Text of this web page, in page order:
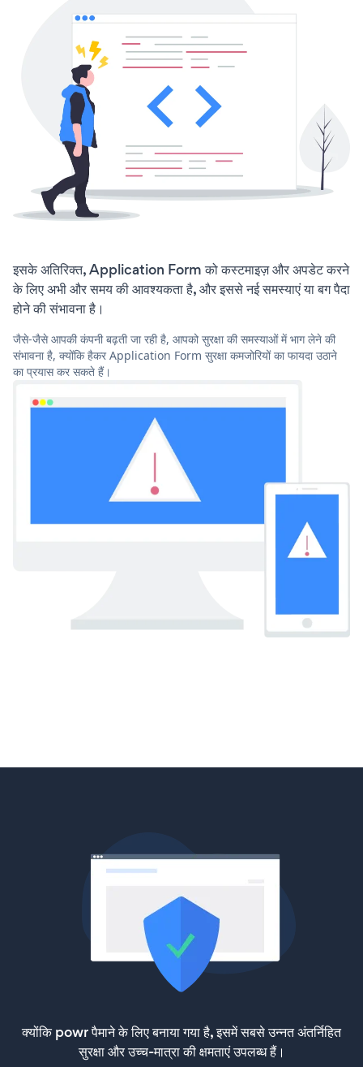
इसके अतिरिक्त, Application Form को कस्टमाइज़ और अपडेट करने
के लिए अभी और समय की आवश्यकता है, और इससे नई समस्याएं या बग पैदा
होने की संभावना है।
जैसे-जैसे आपकी कंपनी बढ़ती जा रही है, आपको सुरक्षा की समस्याओं में भाग लेने की
संभावना है, क्योंकि हैकर Application Form सुरक्षा कमजोरियों का फायदा उठाने
का प्रयास कर सकते हैं।
क्योंकि powr पैमाने के लिए बनाया गया है, इसमें सबसे उन्नत अंतर्निहित
सुरक्षा और उच्च-मात्रा की क्षमताएं उपलब्ध हैं।